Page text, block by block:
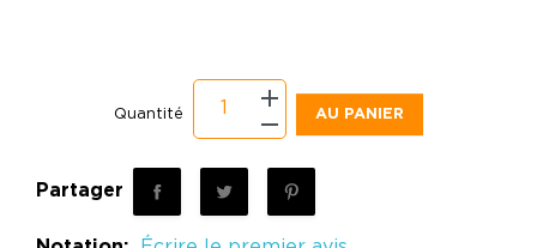
Quantité AU PANIER
Partager